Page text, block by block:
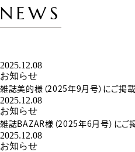
NEWS
2025.12.08
お知らせ
雑誌美的様（2025年9月号）にご掲
2025.12.08
お知らせ
雑誌BAZAR様（2025年6月号）にご
2025.12.08
お知らせ